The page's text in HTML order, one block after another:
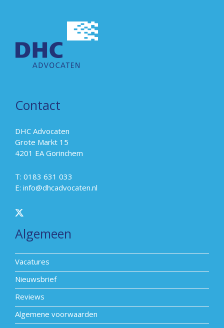
Contact
DHC Advocaten
Grote Markt 15
4201 EA Gorinchem
T: 0183 631 033
E: info@dhcadvocaten.nl
Algemeen
Vacatures
Nieuwsbrief
Reviews
Algemene voorwaarden